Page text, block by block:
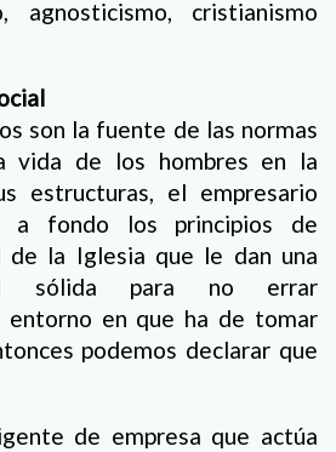
agnosticismo, cristianismo
son la fuente de las normas
vida de los hombres en la
estructuras, el empresario
a fondo los principios de
de la Iglesia que le dan una
sólida para no errar
entorno en que ha de tomar
podemos declarar que
de empresa que actúa